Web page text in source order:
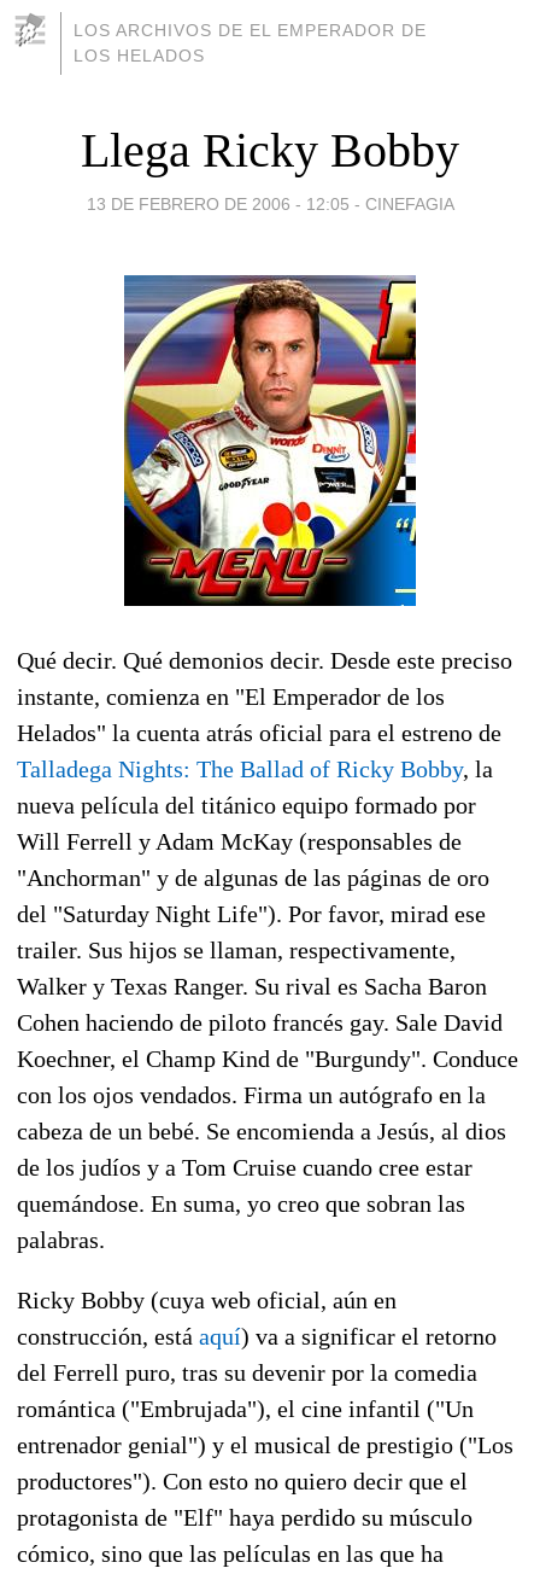
LOS ARCHIVOS DE EL EMPERADOR DE
LOS HELADOS
Llega Ricky Bobby
13 DE FEBRERO DE 2006 - 12:05 - CINEFAGIA
Qué decir. Qué demonios decir. Desde este preciso
instante, comienza en "El Emperador de los
Helados" la cuenta atrás oficial para el estreno de
Talladega Nights: The Ballad of Ricky Bobby, la
nueva película del titánico equipo formado por
Will Ferrell y Adam McKay (responsables de
"Anchorman" y de algunas de las páginas de oro
del "Saturday Night Life"). Por favor, mirad ese
trailer. Sus hijos se llaman, respectivamente,
Walker y Texas Ranger. Su rival es Sacha Baron
Cohen haciendo de piloto francés gay. Sale David
Koechner, el Champ Kind de "Burgundy". Conduce
con los ojos vendados. Firma un autógrafo en la
cabeza de un bebé. Se encomienda a Jesús, al dios
de los judíos y a Tom Cruise cuando cree estar
quemándose. En suma, yo creo que sobran las
palabras.
Ricky Bobby (cuya web oficial, aún en
construcción, está aquí) va a significar el retorno
del Ferrell puro, tras su devenir por la comedia
romántica ("Embrujada"), el cine infantil ("Un
entrenador genial") y el musical de prestigio ("Los
productores"). Con esto no quiero decir que el
protagonista de "Elf" haya perdido su músculo
cómico, sino que las películas en las que ha